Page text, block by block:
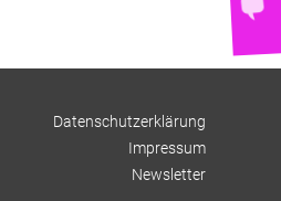
Datenschutzerklärung
Impressum
Newsletter